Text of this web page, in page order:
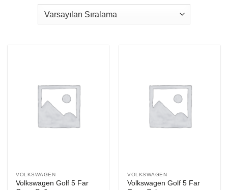
VOLKSWAGEN
Volkswagen Golf 5 Far
VOLKSWAGEN
Volkswagen Golf 5 Far